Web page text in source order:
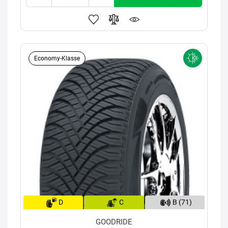
Economy-Klasse
D C B (71)
GOODRIDE